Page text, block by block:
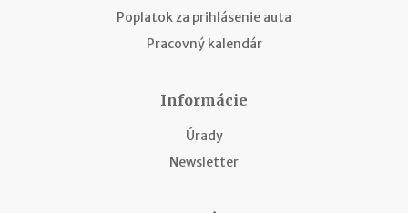
Poplatok za prihlásenie auta
Pracovný kalendár
Informácie
Úrady
Newsletter